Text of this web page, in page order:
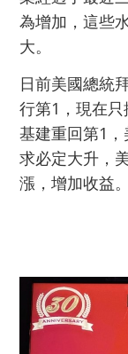
為增加，這些
大。
日前美國總統
行第1，現在
基建重回第1
求必定大升，
漲，增加收益。